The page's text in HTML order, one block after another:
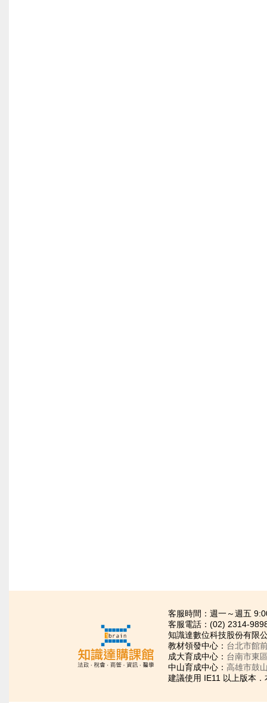
客服時間：週一～週五
客服電話：(02) 2314-
知識達數位科技股份有
教材領發中心： 台北市館
成大育成中心： 台南市東
中山育成中心： 高雄市鼓
建議使用 IE11 以上版本